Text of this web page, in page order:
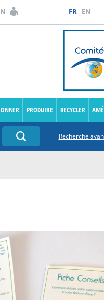
FR EN
PRODUIRE RECYCLER
Recherche